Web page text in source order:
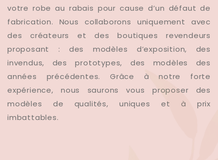
votre robe au rabais pour cause d’un défaut de
fabrication. Nous collaborons uniquement avec
des créateurs et des boutiques revendeurs
proposant : des modèles d’exposition, des
invendus, des prototypes, des modèles des
années précédentes. Grâce à notre forte
expérience, nous saurons vous proposer des
modèles de qualités, uniques et à prix
imbattables.